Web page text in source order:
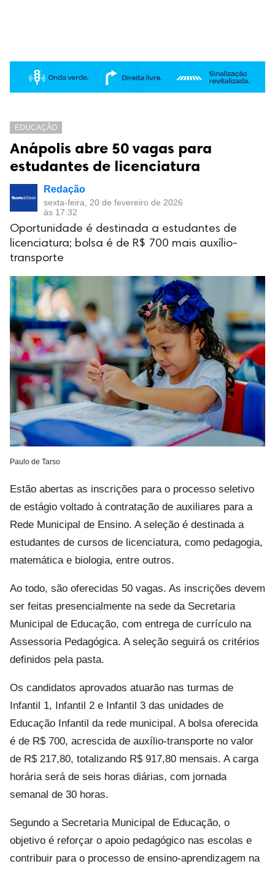
EDUCAÇÃO
Anápolis abre 50 vagas para
estudantes de licenciatura
Redação
sexta-feira, 20 de fevereiro de 2026
às 17:32
Oportunidade é destinada a estudantes de
licenciatura; bolsa é de R$ 700 mais auxílio-
transporte
Paulo de Tarso
Estão abertas as inscrições para o processo seletivo
de estágio voltado à contratação de auxiliares para a
Rede Municipal de Ensino. A seleção é destinada a
estudantes de cursos de licenciatura, como pedagogia,
matemática e biologia, entre outros.
Ao todo, são oferecidas 50 vagas. As inscrições devem
ser feitas presencialmente na sede da Secretaria
Municipal de Educação, com entrega de currículo na
Assessoria Pedagógica. A seleção seguirá os critérios
definidos pela pasta.
Os candidatos aprovados atuarão nas turmas de
Infantil 1, Infantil 2 e Infantil 3 das unidades de
Educação Infantil da rede municipal. A bolsa oferecida
é de R$ 700, acrescida de auxílio-transporte no valor
de R$ 217,80, totalizando R$ 917,80 mensais. A carga
horária será de seis horas diárias, com jornada
semanal de 30 horas.
Segundo a Secretaria Municipal de Educação, o
objetivo é reforçar o apoio pedagógico nas escolas e
contribuir para o processo de ensino-aprendizagem na